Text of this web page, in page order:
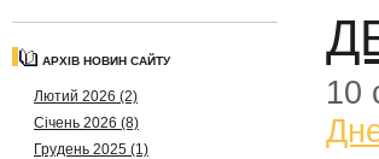
АРХІВ НОВИН САЙТУ
Лютий 2026 (2)
Січень 2026 (8)
Грудень 2025 (1)
10